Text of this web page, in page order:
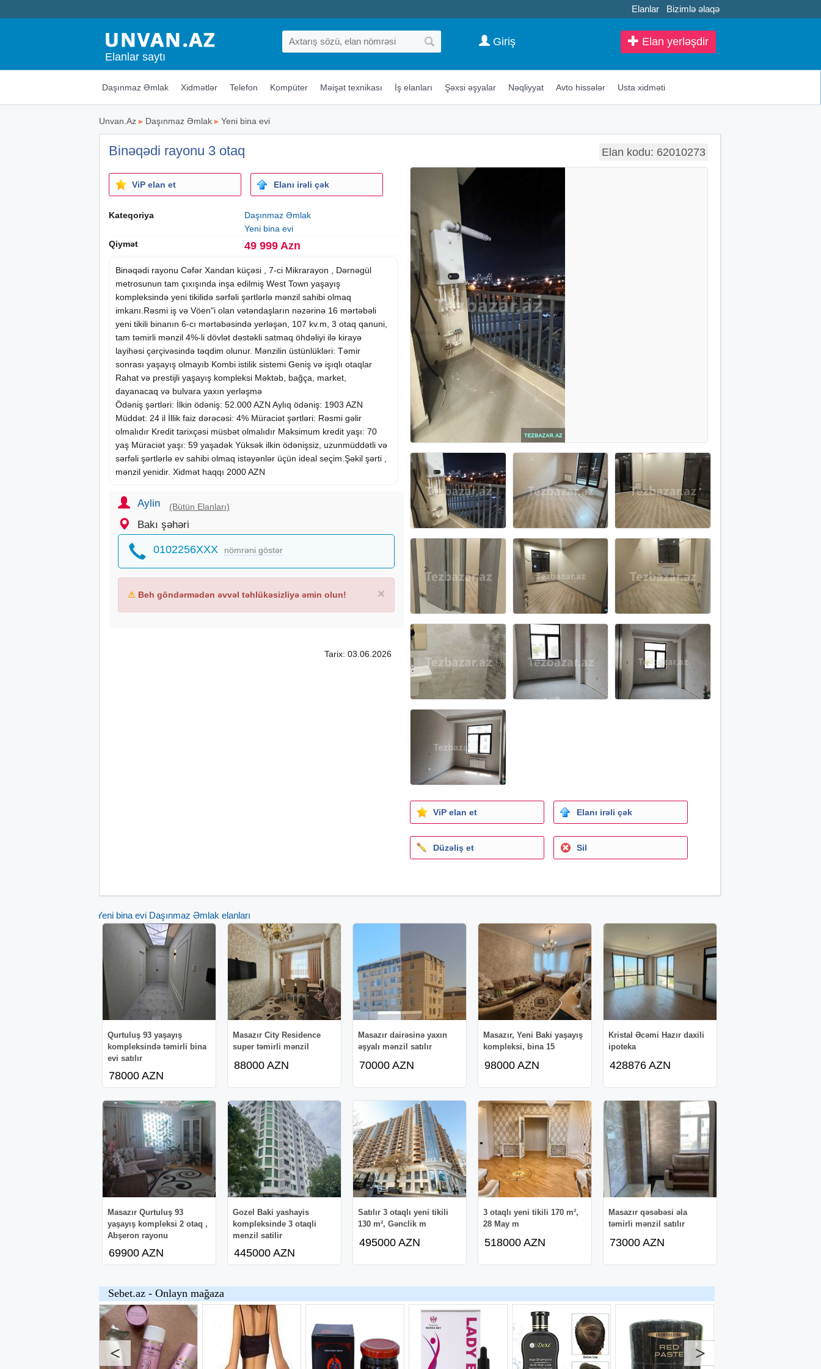
Elanlar Bizimlə əlaqə
Elanlar saytı
Elan yerləşdir
Giriş
Daşınmaz Əmlak Xidmətlər Telefon Kompüter Məişət texnikası İş elanları Şəxsi əşyalar Nəqliyyat Avto hissələr Usta xidməti
Unvan.Az ▸ Daşınmaz Əmlak ▸ Yeni bina evi
Binəqədi rayonu 3 otaq Elan kodu: 62010273
ViP elan et Elanı irəli çək
Kateqoriya
Daşınmaz Əmlak
Yeni bina evi
Qiymət
49 999 Azn
Binəqədi rayonu Cəfər Xandan küçəsi , 7-ci Mikrarayon , Dərnəgül
metrosunun tam çıxışında inşa edilmiş West Town yaşayış
kompleksində yeni tikilidə sərfəli şərtlərlə mənzil sahibi olmaq
imkanı.Rəsmi iş və Vöen"i olan vətəndaşların nəzərinə 16 mərtəbəli
yeni tikili binanın 6-cı mərtəbəsində yerləşən, 107 kv.m, 3 otaq qanuni,
tam təmirli mənzil 4%-li dövlət dəstəkli satmaq öhdəliyi ilə kirayə
layihəsi çərçivəsində təqdim olunur. Mənzilin üstünlükləri: Təmir
sonrası yaşayış olmayıb Kombi istilik sistemi Geniş və işıqlı otaqlar
Rahat və prestijli yaşayış kompleksi Məktəb, bağça, market,
dayanacaq və bulvara yaxın yerləşmə
Ödəniş şərtləri: İlkin ödəniş: 52.000 AZN Aylıq ödəniş: 1903 AZN
Müddət: 24 il İllik faiz dərəcəsi: 4% Müraciət şərtləri: Rəsmi gəlir
olmalıdır Kredit tarixçəsi müsbət olmalıdır Maksimum kredit yaşı: 70
yaş Müraciət yaşı: 59 yaşadək Yüksək ilkin ödənişsiz, uzunmüddətli və
sərfəli şərtlərlə ev sahibi olmaq istəyənlər üçün ideal seçim.Şəkil şərti ,
mənzil yenidir. Xidmət haqqı 2000 AZN
Aylin (Bütün Elanları)
Bakı şəhəri
0102256XXX nömrəni göstər
×
⚠ Beh göndərmədən əvvəl təhlükəsizliyə əmin olun!
Tarix: 03.06.2026
ViP elan et Elanı irəli çək
Düzəliş et Sil
Yeni bina evi Daşınmaz Əmlak elanları
Qurtuluş 93 yaşayış
kompleksində təmirli bina
evi satılır
78000 AZN
Masazır City Residence
super təmirli mənzil
88000 AZN
Masazır dairəsinə yaxın
əşyalı mənzil satılır
70000 AZN
Masazır, Yeni Baki yaşayış
kompleksi, bina 15
98000 AZN
Kristal Əcəmi Hazır daxili
ipoteka
428876 AZN
Masazır Qurtuluş 93
yaşayış kompleksi 2 otaq ,
Abşeron rayonu
69900 AZN
Gozel Baki yashayis
kompleksinde 3 otaqli
menzil satilir
445000 AZN
Satılır 3 otaqlı yeni tikili
130 m², Gənclik m
495000 AZN
3 otaqlı yeni tikili 170 m²,
28 May m
518000 AZN
Masazır qəsəbəsi əla
təmirli mənzil satılır
73000 AZN